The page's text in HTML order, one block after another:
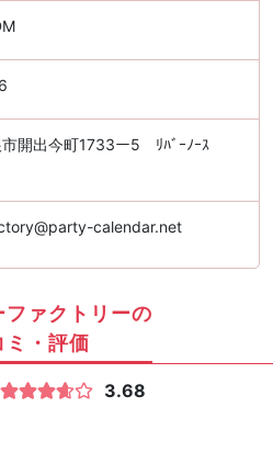
開出今町1733ー5 ﾘﾊﾞｰﾉｰｽ
calendar.net
ファクトリーの
ミ・評価
3.68